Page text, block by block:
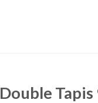
Double